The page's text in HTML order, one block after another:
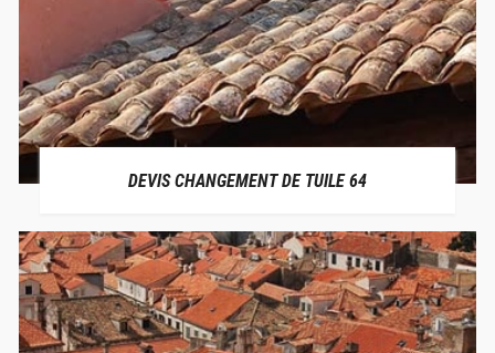
DEVIS CHANGEMENT DE TUILE 64